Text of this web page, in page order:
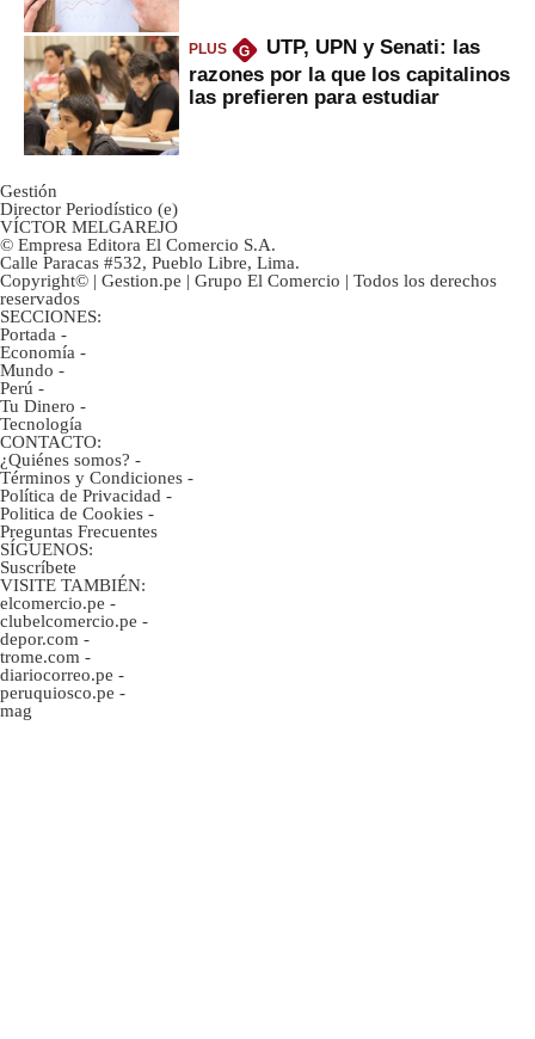
PLUS G
UTP, UPN y Senati: las
razones por la que los capitalinos
las prefieren para estudiar
Gestión
Director Periodístico (e)
VÍCTOR MELGAREJO
© Empresa Editora El Comercio S.A.
Calle Paracas #532, Pueblo Libre, Lima.
Copyright© | Gestion.pe | Grupo El Comercio | Todos los derechos
reservados
SECCIONES:
Portada -
Economía -
Mundo -
Perú -
Tu Dinero -
Tecnología
CONTACTO:
¿Quiénes somos? -
Términos y Condiciones -
Política de Privacidad -
Politica de Cookies -
Preguntas Frecuentes
SÍGUENOS:
Suscríbete
VISITE TAMBIÉN:
elcomercio.pe -
clubelcomercio.pe -
depor.com -
trome.com -
diariocorreo.pe -
peruquiosco.pe -
mag